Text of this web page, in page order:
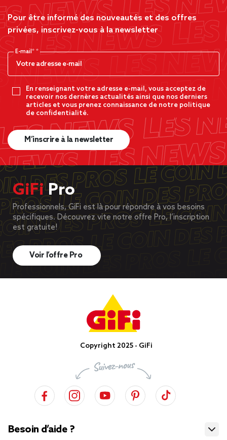
Pour être informé des nouveautés et des offres
privées, inscrivez-vous à la newsletter
E-mail*
En renseignant votre adresse e-mail, vous acceptez de
recevoir nos dernères actualités ainsi que nos derniers
articles et vous prenez connaissance de notre politique
de confidentialité.
M’inscrire à la newsletter
GiFiPro
Professionnels, GiFi est là pour répondre à vos besoins
spécifiques. Découvrez vite notre offre Pro, l’inscription
est gratuite!
Voir l’offre Pro
Copyright 2025 - GiFi
Besoin d’aide ?